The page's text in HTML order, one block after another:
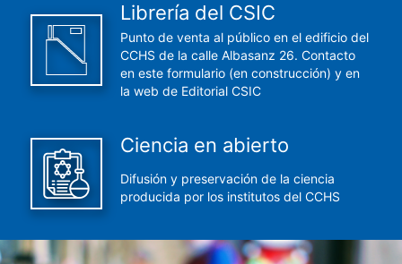
Librería del CSIC
Punto de venta al público en el edificio del
CCHS de la calle Albasanz 26. Contacto
en este formulario (en construcción) y en
la web de Editorial CSIC
Ciencia en abierto
Difusión y preservación de la ciencia
producida por los institutos del CCHS